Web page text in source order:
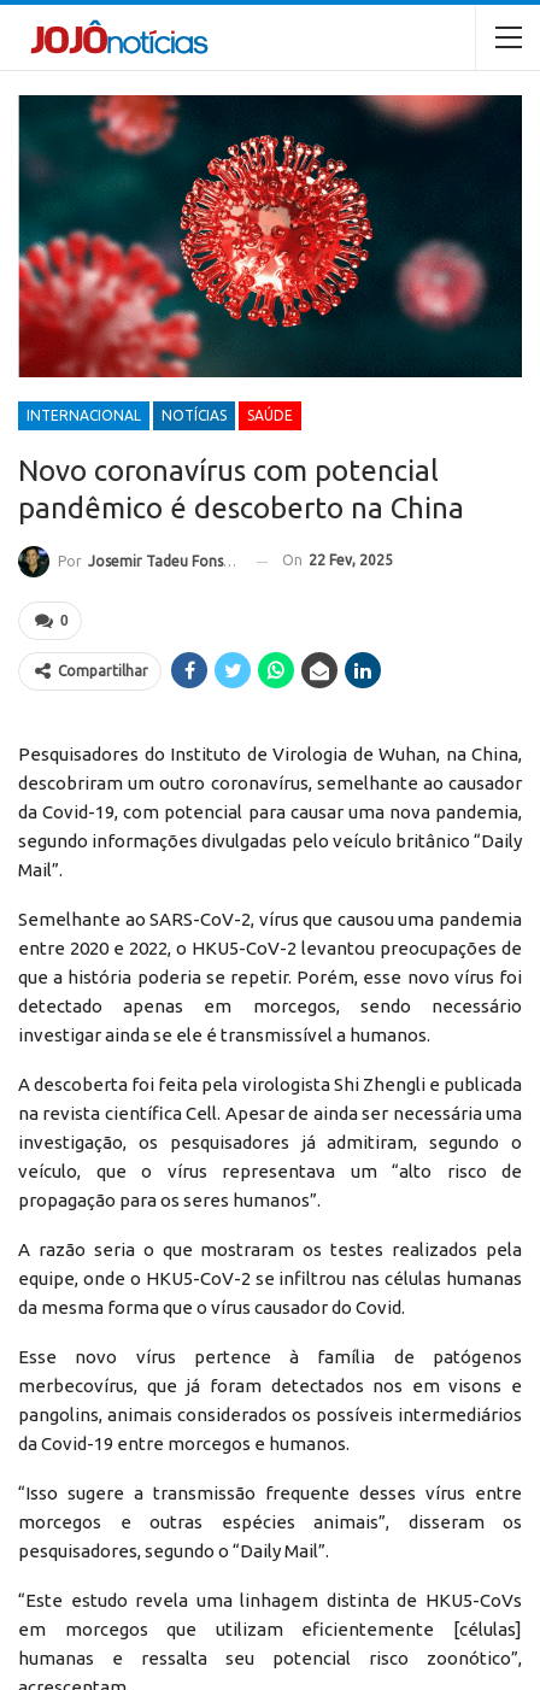
INTERNACIONAL NOTÍCIAS SAÚDE
Novo coronavírus com potencial
pandêmico é descoberto na China
Por Josemir Tadeu Fonseca On 22 Fev, 2025
0
Compartilhar
Pesquisadores do Instituto de Virologia de Wuhan, na China,
descobriram um outro coronavírus, semelhante ao causador
da Covid-19, com potencial para causar uma nova pandemia,
segundo informações divulgadas pelo veículo britânico “Daily
Mail”.
Semelhante ao SARS-CoV-2, vírus que causou uma pandemia
entre 2020 e 2022, o HKU5-CoV-2 levantou preocupações de
que a história poderia se repetir. Porém, esse novo vírus foi
detectado apenas em morcegos, sendo necessário
investigar ainda se ele é transmissível a humanos.
A descoberta foi feita pela virologista Shi Zhengli e publicada
na revista científica Cell. Apesar de ainda ser necessária uma
investigação, os pesquisadores já admitiram, segundo o
veículo, que o vírus representava um “alto risco de
propagação para os seres humanos”.
A razão seria o que mostraram os testes realizados pela
equipe, onde o HKU5-CoV-2 se infiltrou nas células humanas
da mesma forma que o vírus causador do Covid.
Esse novo vírus pertence à família de patógenos
merbecovírus, que já foram detectados nos em visons e
pangolins, animais considerados os possíveis intermediários
da Covid-19 entre morcegos e humanos.
“Isso sugere a transmissão frequente desses vírus entre
morcegos e outras espécies animais”, disseram os
pesquisadores, segundo o “Daily Mail”.
“Este estudo revela uma linhagem distinta de HKU5-CoVs
em morcegos que utilizam eficientemente [células]
humanas e ressalta seu potencial risco zoonótico”,